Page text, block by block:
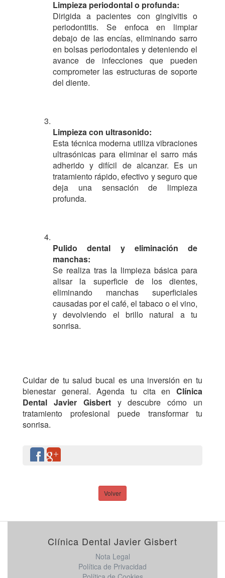
Limpieza periodontal o profunda:
Dirigida a pacientes con gingivitis o
periodontitis. Se enfoca en limpiar
debajo de las encías, eliminando sarro
en bolsas periodontales y deteniendo el
avance de infecciones que pueden
comprometer las estructuras de soporte
del diente.
Limpieza con ultrasonido:
Esta técnica moderna utiliza vibraciones
ultrasónicas para eliminar el sarro más
adherido y difícil de alcanzar. Es un
tratamiento rápido, efectivo y seguro que
deja una sensación de limpieza
profunda.
Pulido dental y eliminación de
manchas:
Se realiza tras la limpieza básica para
alisar la superficie de los dientes,
eliminando manchas superficiales
causadas por el café, el tabaco o el vino,
y devolviendo el brillo natural a tu
sonrisa.
Cuidar de tu salud bucal es una inversión en tu
bienestar general. Agenda tu cita en Clínica
Dental Javier Gisberty descubre cómo un
tratamiento profesional puede transformar tu
sonrisa.
Volver
Clínica Dental Javier Gisbert
Nota Legal
Política de Privacidad